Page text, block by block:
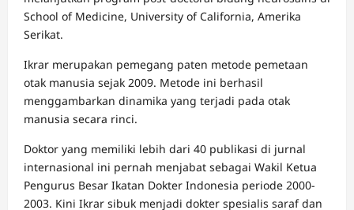
School of Medicine, University of California, Amerika
Serikat.
Ikrar merupakan pemegang paten metode pemetaan
otak manusia sejak 2009. Metode ini berhasil
menggambarkan dinamika yang terjadi pada otak
manusia secara rinci.
Doktor yang memiliki lebih dari 40 publikasi di jurnal
internasional ini pernah menjabat sebagai Wakil Ketua
Pengurus Besar Ikatan Dokter Indonesia periode 2000-
2003. Kini Ikrar sibuk menjadi dokter spesialis saraf dan